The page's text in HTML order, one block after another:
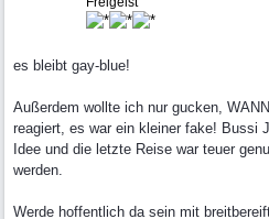
es bleibt gay-blue!
Außerdem wollte ich nur gucken,
reagiert, es war ein kleiner fake! Bussi
Idee und die letzte Reise war teuer
werden.
Werde hoffentlich da sein mit